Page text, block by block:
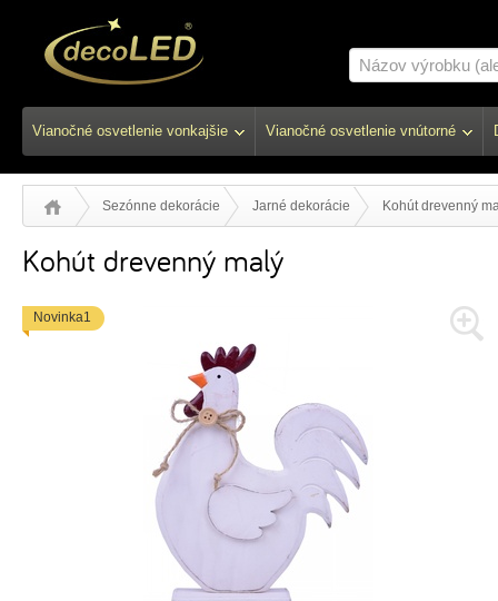
Vianočné osvetlenie vonkajšie Vianočné osvetlenie vnútorné
Sezónne dekorácie Jarné dekorácie Kohút drevenný
Kohút drevenný malý
Novinka1